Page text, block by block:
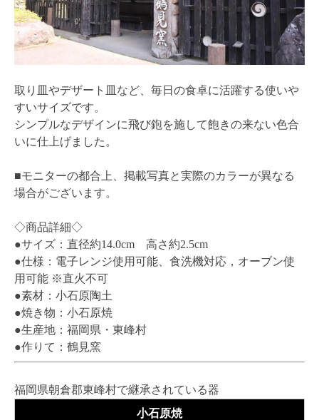
取り皿やデザート皿など、毎日の食卓に活躍する使いや
すいサイズです。
シンプルなデザインに飛び鉋を施して飽きの来ない色合
いに仕上げました。
■モニターの都合上、掲載写真と実際のカラーが異なる
場合がございます。
◇商品詳細◇
●サイズ：直径約14.0cm 高さ約2.5cm
●仕様：電子レンジ使用可能、食洗機対応，オーブン使
用可能 ※直火不可
●素材：小石原陶土
●焼き物：小石原焼
●生産地：福岡県・東峰村
●作りて：鶴見窯
福岡県朝倉郡東峰村で継承されている器
小石原焼